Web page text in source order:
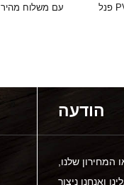
2020 פאנל PVC עם משלוח מהיר
פנל PVC מכירות טובות אישית
הודעה
המחירון שלנו,
ואנחנו ניצור